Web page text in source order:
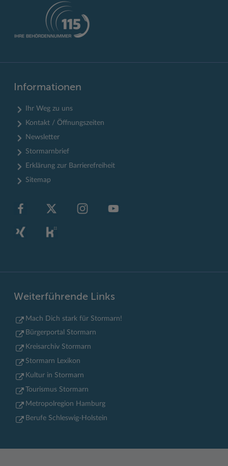
Informationen
Ihr Weg zu uns
Kontakt / Öffnungszeiten
Newsletter
Stormarnbrief
Erklärung zur Barrierefreiheit
Sitemap
Weiterführende Links
Mach Dich stark für Stormarn!
Bürgerportal Stormarn
Kreisarchiv Stormarn
Stormarn Lexikon
Kultur in Stormarn
Tourismus Stormarn
Metropolregion Hamburg
Berufe Schleswig-Holstein